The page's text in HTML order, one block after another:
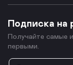
Подписка на
Получайте самые
первыми.